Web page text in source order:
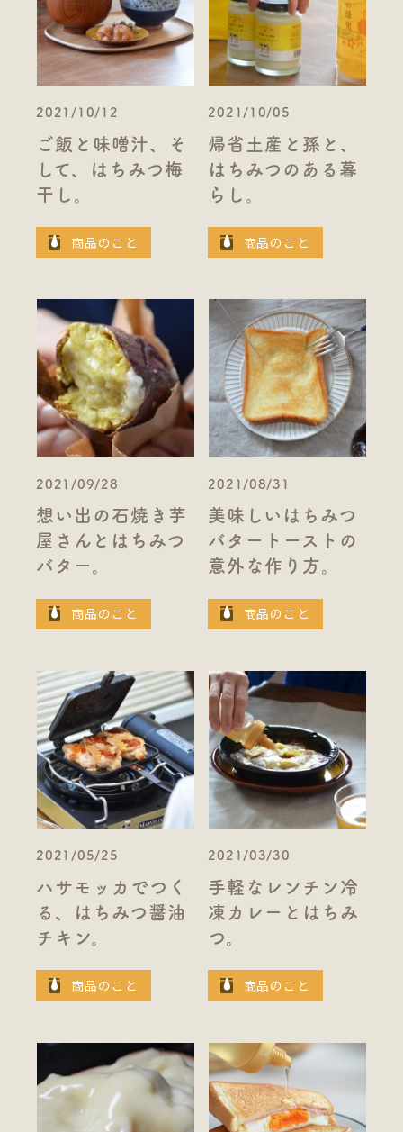
2021/10/12
ご飯と味噌汁、そ
して、はちみつ梅
干し。
商品のこと
2021/10/05
帰省土産と孫と、
はちみつのある暮
らし。
商品のこと
2021/09/28
想い出の石焼き芋
屋さんとはちみつ
バター。
商品のこと
2021/08/31
美味しいはちみつ
バタートーストの
意外な作り方。
商品のこと
2021/05/25
ハサモッカでつく
る、はちみつ醤油
チキン。
商品のこと
2021/03/30
手軽なレンチン冷
凍カレーとはちみ
つ。
商品のこと